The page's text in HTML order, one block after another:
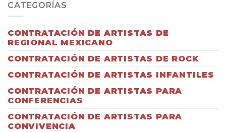
CATEGORÍAS
CONTRATACIÓN DE ARTISTAS DE
REGIONAL MEXICANO
CONTRATACIÓN DE ARTISTAS DE ROCK
CONTRATACIÓN DE ARTISTAS INFANTILES
CONTRATACIÓN DE ARTISTAS PARA
CONFERENCIAS
CONTRATACIÓN DE ARTISTAS PARA
CONVIVENCIA